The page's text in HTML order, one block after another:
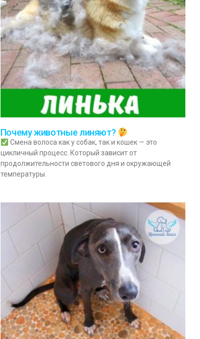
Почему животные линяют?
Смена волоса как у собак, так и кошек — это
цикличный процесс. Который зависит от
продолжительности светового дня и окружающей
температуры.